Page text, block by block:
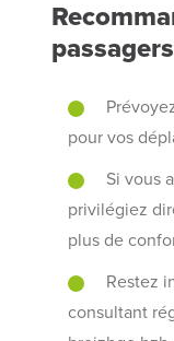
pour vos
Si vous
privilégiez
plus de
Restez
consultant